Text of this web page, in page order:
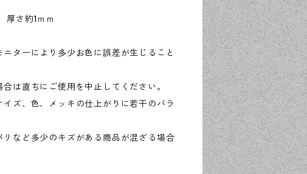
さ約1ｍｍ
ターにより多少お色に誤差が生じること
は直ちにご使用を中止してください。
ズ、色、メッキの仕上がりに若干のバラ
など多少のキズがある商品が混ざる場合